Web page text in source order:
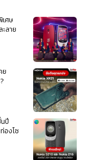
ศษ
ลาย
ย
ปี
องโซ